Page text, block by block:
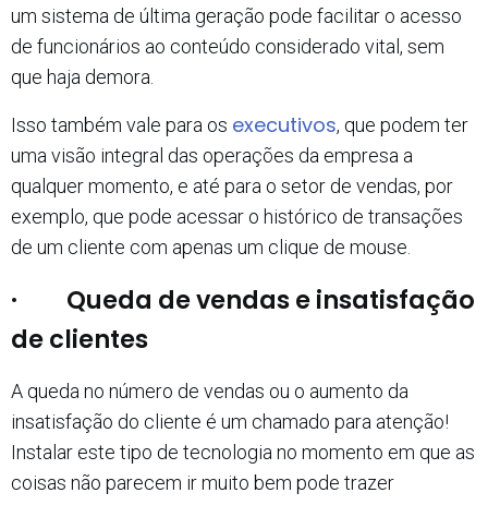
um sistema de última geração pode facilitar o acesso
de funcionários ao conteúdo considerado vital, sem
que haja demora.
Isso também vale para os executivos, que podem ter
uma visão integral das operações da empresa a
qualquer momento, e até para o setor de vendas, por
exemplo, que pode acessar o histórico de transações
de um cliente com apenas um clique de mouse.
· Queda de vendas e insatisfação
de clientes
A queda no número de vendas ou o aumento da
insatisfação do cliente é um chamado para atenção!
Instalar este tipo de tecnologia no momento em que as
coisas não parecem ir muito bem pode trazer